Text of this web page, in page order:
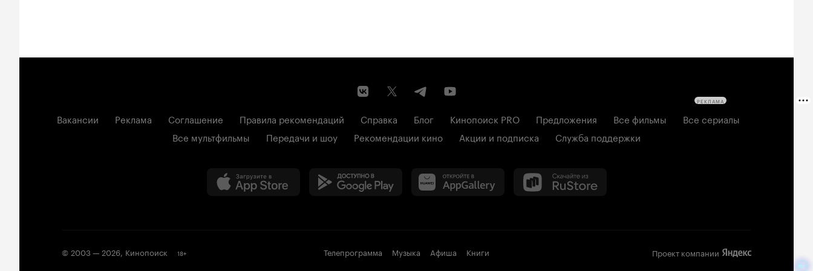
Вакансии Реклама Соглашение Правила рекомендаций Справка Блог Кинопоиск PRO Предложения Все фильмы
Все сериалы
Все мультфильмы
Передачи и шоу Рекомендации кино Акции и подписка Служба поддержки
© 2003 —2026, Кинопоиск 18+ Телепрограмма Музыка Афиша Книги Проект компании
РЕКЛАМА